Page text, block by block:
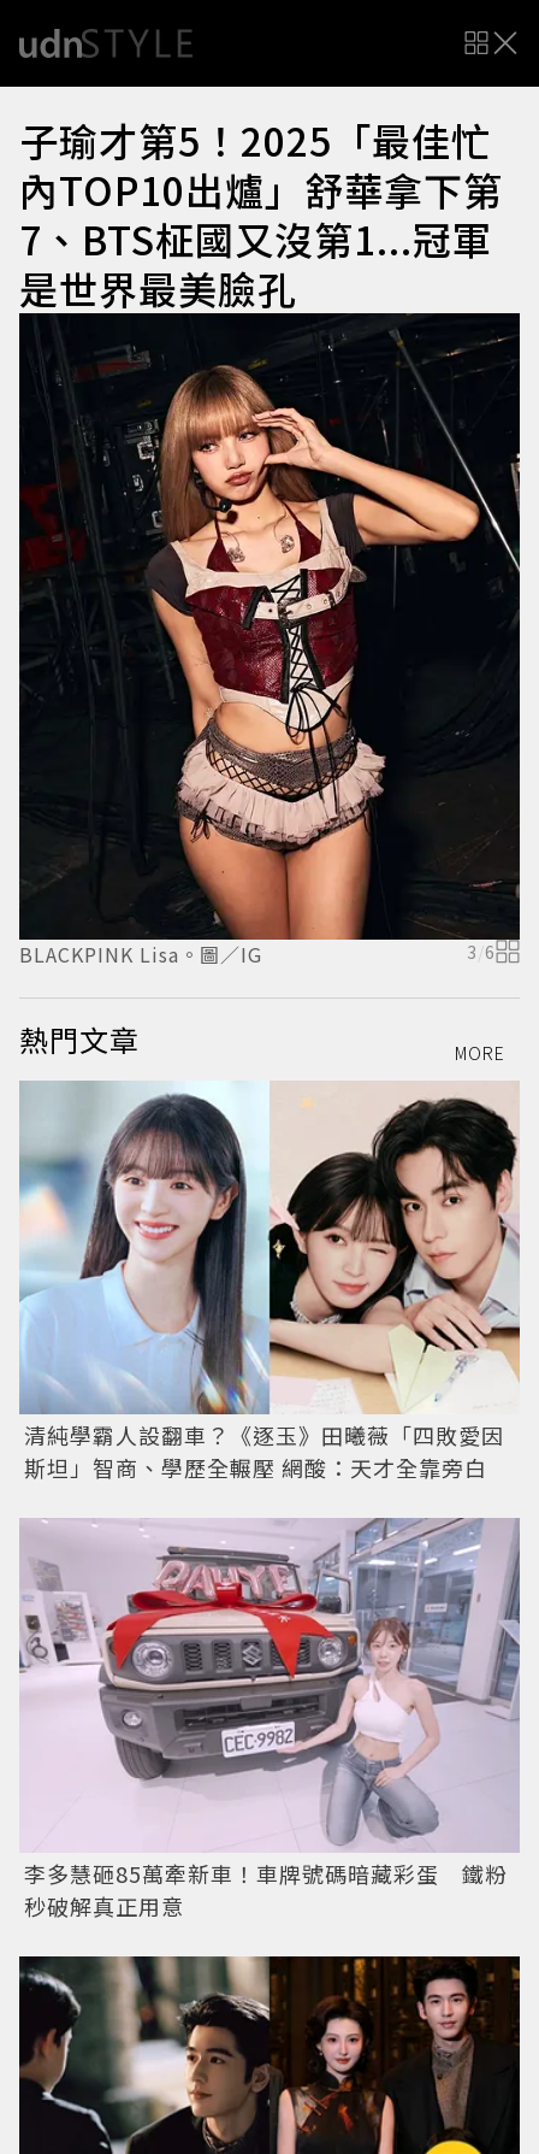
子瑜才第5！2025「最佳忙
內TOP10出爐」舒華拿下第
7、BTS柾國又沒第1...冠軍
是世界最美臉孔
BLACKPINK Lisa。圖／IG 3/6
熱門文章 MORE
清純學霸人設翻車？《逐玉》田曦薇「四敗愛因
斯坦」智商、學歷全輾壓 網酸：天才全靠旁白
李多慧砸85萬牽新車！車牌號碼暗藏彩蛋 鐵粉
秒破解真正用意